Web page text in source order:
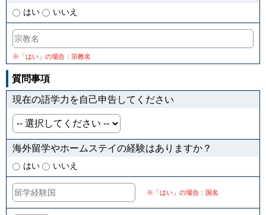
はい いいえ
※「はい」の場合：宗教名
質問事項
現在の語学力を自己申告してください
海外留学やホームステイの経験はありますか？
はい いいえ
※「はい」の場合：国名